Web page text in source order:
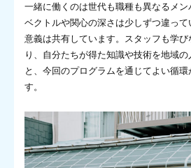
一緒に働くのは世代も職種も異なるメ
ベクトルや関心の深さは少しずつ違っ
意義は共有しています。スタッフも学
り、自分たちが得た知識や技術を地域
と、今回のプログラムを通じてよい循
す。